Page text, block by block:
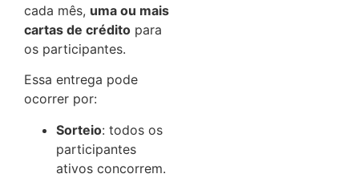
cada mês, uma ou mais
cartas de crédito para
os participantes.
Essa entrega pode
ocorrer por:
Sorteio: todos os
participantes
ativos concorrem.